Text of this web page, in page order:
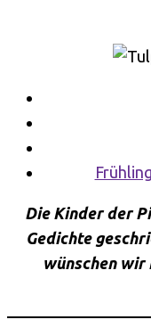
Frühling
Die Kinder der
Gedichte
wünschen wir